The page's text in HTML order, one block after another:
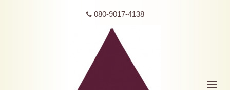
080-9017-4138